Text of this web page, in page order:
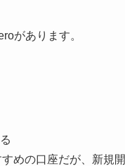
があります。
めの口座だが、新規開